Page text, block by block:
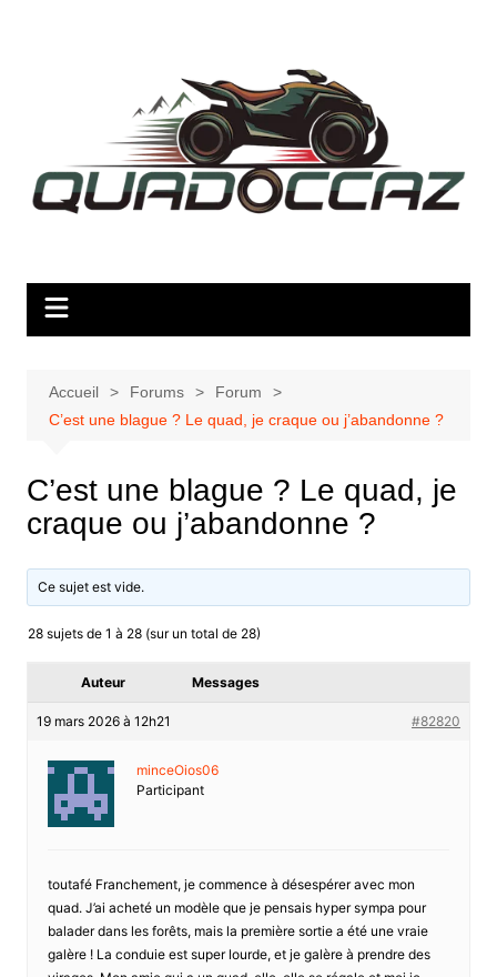
Accueil Forums
Forum
C’est une blague ? Le quad, je craque ou j’abandonne ?
C’est une blague ? Le quad, je
craque ou j’abandonne ?
Ce sujet est vide.
28 sujets de 1 à 28 (sur un total de 28)
Auteur Messages
19 mars 2026 à 12h21 #82820
minceOios06
Participant
toutafé Franchement, je commence à désespérer avec mon
quad. J’ai acheté un modèle que je pensais hyper sympa pour
balader dans les forêts, mais la première sortie a été une vraie
galère ! La conduie est super lourde, et je galère à prendre des